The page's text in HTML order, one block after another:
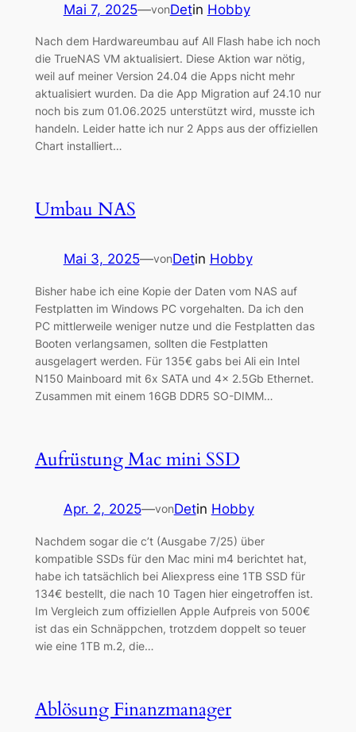
Mai 7, 2025—vonDetin Hobby
Nach dem Hardwareumbau auf All Flash habe ich noch
die TrueNAS VM aktualisiert. Diese Aktion war nötig,
weil auf meiner Version 24.04 die Apps nicht mehr
aktualisiert wurden. Da die App Migration auf 24.10 nur
noch bis zum 01.06.2025 unterstützt wird, musste ich
handeln. Leider hatte ich nur 2 Apps aus der offiziellen
Chart installiert…
Umbau NAS
Mai 3, 2025—vonDetin Hobby
Bisher habe ich eine Kopie der Daten vom NAS auf
Festplatten im Windows PC vorgehalten. Da ich den
PC mittlerweile weniger nutze und die Festplatten das
Booten verlangsamen, sollten die Festplatten
ausgelagert werden. Für 135€ gabs bei Ali ein Intel
N150 Mainboard mit 6x SATA und 4x 2.5Gb Ethernet.
Zusammen mit einem 16GB DDR5 SO-DIMM…
Aufrüstung Mac mini SSD
Apr. 2, 2025—vonDetin Hobby
Nachdem sogar die c’t (Ausgabe 7/25) über
kompatible SSDs für den Mac mini m4 berichtet hat,
habe ich tatsächlich bei Aliexpress eine 1TB SSD für
134€ bestellt, die nach 10 Tagen hier eingetroffen ist.
Im Vergleich zum offiziellen Apple Aufpreis von 500€
ist das ein Schnäppchen, trotzdem doppelt so teuer
wie eine 1TB m.2, die…
Ablösung Finanzmanager